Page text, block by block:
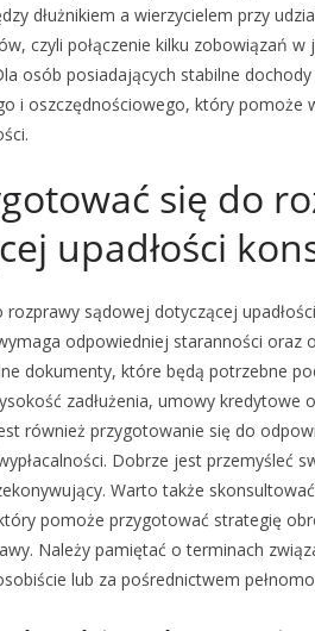
dłużnikiem a wierzycielem przy
czyli połączenie kilku zobowiązań
osób posiadających stabilne
i oszczędnościowego, który pomoże
się do
upadłości
rozprawy sądowej dotyczącej
odpowiedniej staranności oraz
dokumenty, które będą potrzebne
zadłużenia, umowy
również przygotowanie się do
Dobrze jest przemyśleć
Warto także
pomoże przygotować strategię
Należy pamiętać o terminach
lub za pośrednictwem